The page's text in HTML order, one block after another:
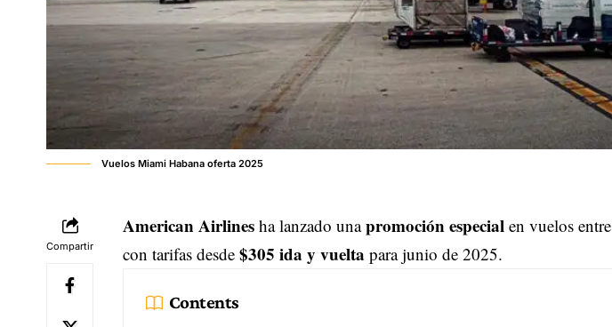
Vuelos Miami Habana oferta 2025
Compartir
American Airlinesha lanzado unapromoción especialen vuelos entre
con tarifas desde $305 ida y vuelta para junio de 2025.
Contents